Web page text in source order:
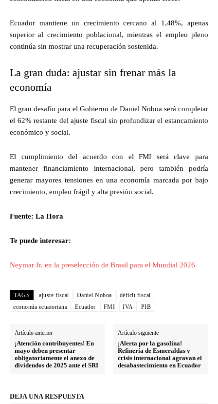
Ecuador mantiene un crecimiento cercano al 1,48%, apenas
superior al crecimiento poblacional, mientras el empleo pleno
continúa sin mostrar una recuperación sostenida.
La gran duda: ajustar sin frenar más la
economía
El gran desafío para el Gobierno de Daniel Noboa será completar
el 62% restante del ajuste fiscal sin profundizar el estancamiento
económico y social.
El cumplimiento del acuerdo con el FMI será clave para
mantener financiamiento internacional, pero también podría
generar mayores tensiones en una economía marcada por bajo
crecimiento, empleo frágil y alta presión social.
Fuente: La Hora
Te puede interesar:
Neymar Jr. en la preselección de Brasil para el Mundial 2026
TAGS ajuste fiscal Daniel Noboa
déficit fiscal
economía ecuatoriana
Ecuador FMI IVA PIB
Artículo anterior
¡Atención contribuyentes! En
mayo deben presentar
obligatoriamente el anexo de
dividendos de 2025 ante el SRI
Artículo siguiente
¡Alerta por la gasolina!
Refinería de Esmeraldas y
crisis internacional agravan el
desabastecimiento en Ecuador
DEJA UNA RESPUESTA